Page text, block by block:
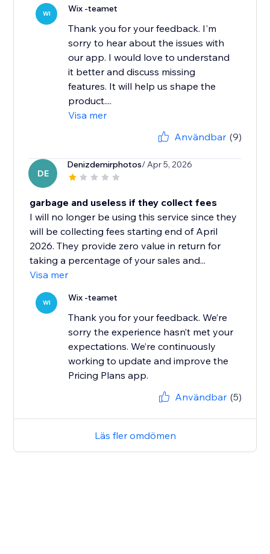
WI Wix -teamet
Thank you for your feedback. I'm
sorry to hear about the issues with
our app. I would love to understand
it better and discuss missing
features. It will help us shape the
product....
Visa mer
Användbar (9)
DE
Denizdemirphotos/ Apr 5, 2026
garbage and useless if they collect fees
I will no longer be using this service since they
will be collecting fees starting end of April
2026. They provide zero value in return for
taking a percentage of your sales and...
Visa mer
WI Wix -teamet
Thank you for your feedback. We’re
sorry the experience hasn’t met your
expectations. We’re continuously
working to update and improve the
Pricing Plans app.
Användbar (5)
Läs fler omdömen